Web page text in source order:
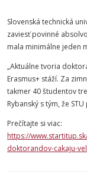
Slovenská technická
zaviesť povinné
mala minimálne jeden
„Aktuálne tvoria
Erasmus+ stáží. Za
takmer 40 študentov
Rybanský s tým, že STU
Prečítajte si viac:
https://
doktorandov-cakaju-